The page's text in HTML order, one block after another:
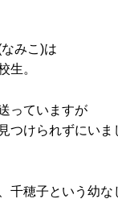
みこ)は
生。
っていますが
つけられずにいま
千穂子という幼な